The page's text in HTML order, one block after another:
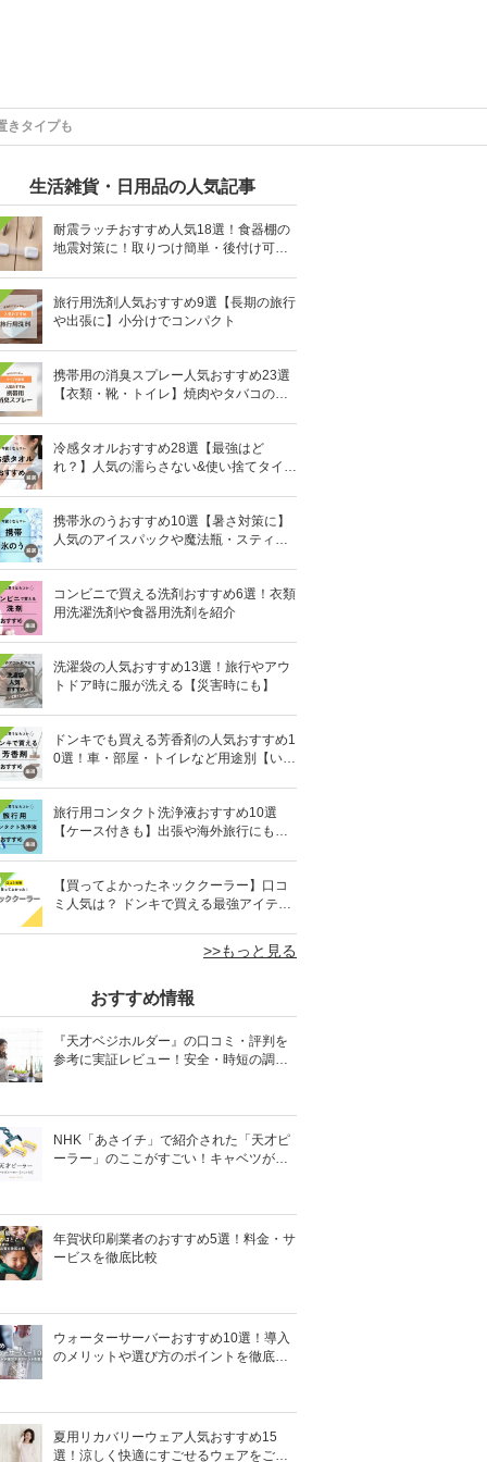
きタイプも
生活雑貨・日用品の人気記事
耐震ラッチおすすめ人気18選！食器棚の
地震対策に！取りつけ簡単・後付け可能
旅行用洗剤人気おすすめ9選【長期の旅行
や出張に】小分けでコンパクト
携帯用の消臭スプレー人気おすすめ23選
【衣類・靴・トイレ】焼肉やタバコのニ
冷感タオルおすすめ28選【最強はど
れ？】人気の濡らさない&使い捨てタイプ
携帯氷のうおすすめ10選【暑さ対策に】
人気のアイスパックや魔法瓶・スティッ
コンビニで買える洗剤おすすめ6選！衣類
用洗濯洗剤や食器用洗剤を紹介
洗濯袋の人気おすすめ13選！旅行やアウ
トドア時に服が洗える【災害時にも】
ドンキでも買える芳香剤の人気おすすめ1
0選！車・部屋・トイレなど用途別【いい
旅行用コンタクト洗浄液おすすめ10選
【ケース付きも】出張や海外旅行にも便
【買ってよかったネッククーラー】口コ
ミ人気は？ ドンキで買える最強アイテム
>>もっと見る
おすすめ情報
『天才ベジホルダー』の口コミ・評判を
参考に実証レビュー！安全・時短の調理
NHK「あさイチ」で紹介された「天才ピ
ーラー」のここがすごい！キャベツがほ
年賀状印刷業者のおすすめ5選！料金・サ
ービスを徹底比較
ウォーターサーバーおすすめ10選！導入
のメリットや選び方のポイントを徹底解
夏用リカバリーウェア人気おすすめ15
選！涼しく快適にすごせるウェアをご紹